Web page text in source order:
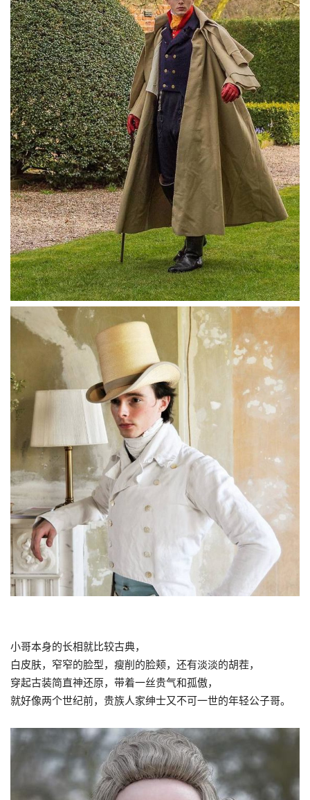
小哥本身的长相就比较古典，
白皮肤，窄窄的脸型，瘦削的脸颊，还有淡淡的胡茬，
穿起古装简直神还原，带着一丝贵气和孤傲，
就好像两个世纪前，贵族人家绅士又不可一世的年轻公子哥。